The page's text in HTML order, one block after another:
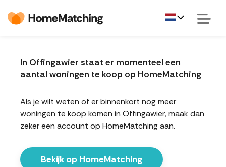
In Offingawier staat er momenteel een
aantal woningen te koop op HomeMatching
Als je wilt weten of er binnenkort nog meer
woningen te koop komen in Offingawier, maak dan
zeker een account op HomeMatching aan.
Bekijk op HomeMatching